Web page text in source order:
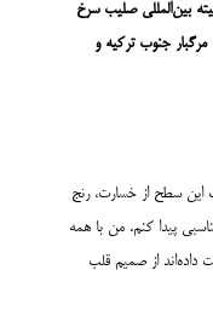
بین‌­المللی صلیب سرخ
مرگبار جنوب ترکیه و
سطح از خسارت، رنج
پیدا کنم. من با همه
داده­‌اند از صمیم قلب